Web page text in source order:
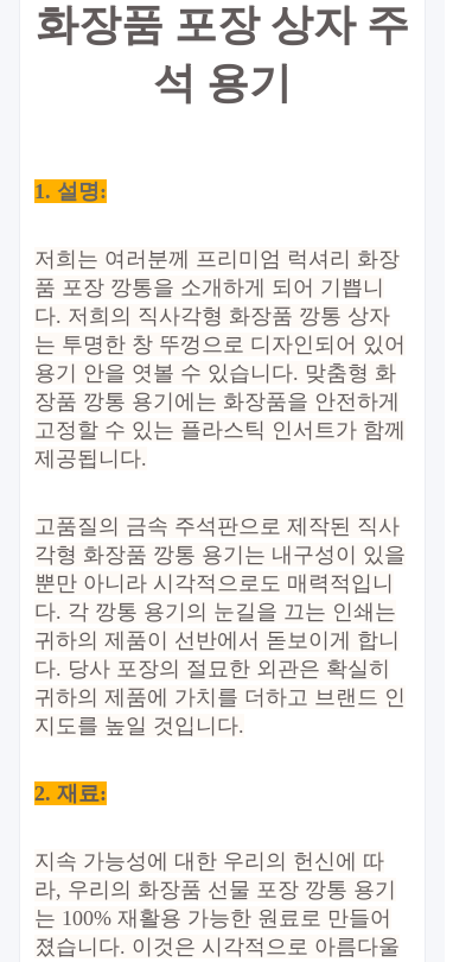
화장품 포장 상자 주
석 용기
1. 설명:
저희는 여러분께 프리미엄 럭셔리 화장
품 포장 깡통을 소개하게 되어 기쁩니
다. 저희의 직사각형 화장품 깡통 상자
는 투명한 창 뚜껑으로 디자인되어 있어
용기 안을 엿볼 수 있습니다. 맞춤형 화
장품 깡통 용기에는 화장품을 안전하게
고정할 수 있는 플라스틱 인서트가 함께
제공됩니다.
고품질의 금속 주석판으로 제작된 직사
각형 화장품 깡통 용기는 내구성이 있을
뿐만 아니라 시각적으로도 매력적입니
다. 각 깡통 용기의 눈길을 끄는 인쇄는
귀하의 제품이 선반에서 돋보이게 합니
다. 당사 포장의 절묘한 외관은 확실히
귀하의 제품에 가치를 더하고 브랜드 인
지도를 높일 것입니다.
2. 재료:
지속 가능성에 대한 우리의 헌신에 따
라, 우리의 화장품 선물 포장 깡통 용기
는 100% 재활용 가능한 원료로 만들어
졌습니다. 이것은 시각적으로 아름다울